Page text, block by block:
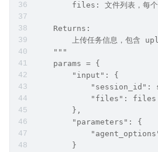
files: 文件列表，每个文
Returns:
上传任务信息，包含
"""
params = {
"input": {
"session_id":
"files": files
},
"parameters": {
"agent_options":
}